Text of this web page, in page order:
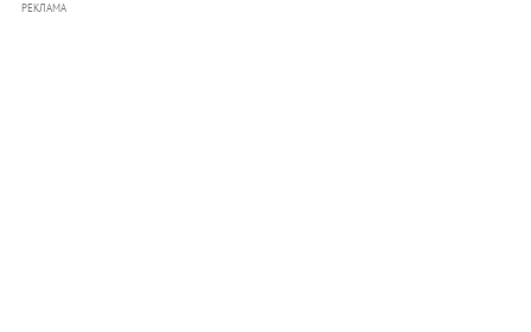
РЕКЛАМА